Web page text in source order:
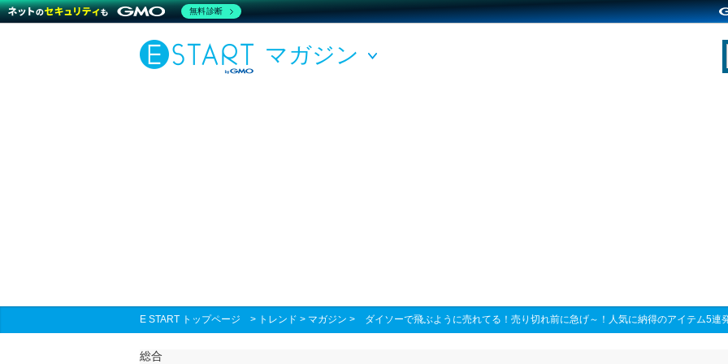
マガジン
E START トップページ > トレンド > マガジン > ダイソーで飛ぶように売れてる！売り切れ前に急げ～！人気に納得のアイテム5連
総合
無料診断